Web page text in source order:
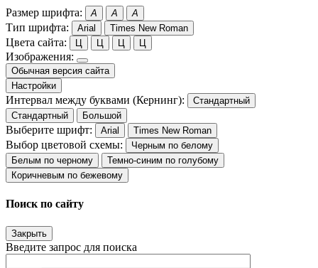
Размер шрифта: A A A
Тип шрифта: Arial Times New Roman
Цвета сайта: Ц Ц Ц Ц
Изображения:
Обычная версия сайта
Настройки
Интервал между буквами (Кернинг):
Стандартный
Стандартный
Большой
Выберите шрифт: Arial Times New Roman
Выбор цветовой схемы:
Черным по белому
Белым по черному
Темно-синим по голубому
Коричневым по бежевому
Поиск по сайту
Закрыть
Введите запрос для поиска